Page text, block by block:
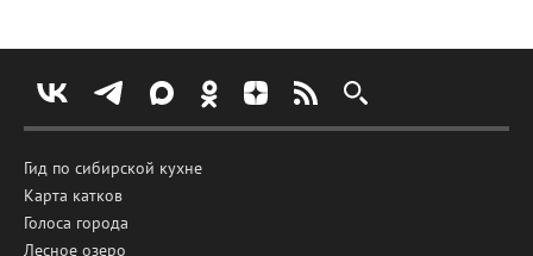
Гид по сибирской кухне
Карта катков
Голоса города
Лесное озеро